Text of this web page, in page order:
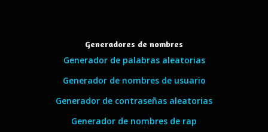
Generadores de nombres
Generador de palabras aleatorias
Generador de nombres de usuario
Generador de contraseñas aleatorias
Generador de nombres de rap